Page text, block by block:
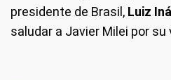
presidente de Brasil, Luiz
saludar a Javier Milei por